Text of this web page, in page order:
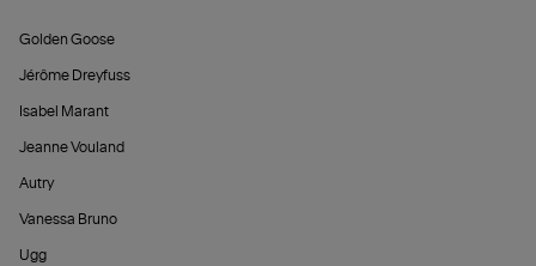
Golden Goose
Jérôme Dreyfuss
Isabel Marant
Jeanne Vouland
Autry
Vanessa Bruno
Ugg